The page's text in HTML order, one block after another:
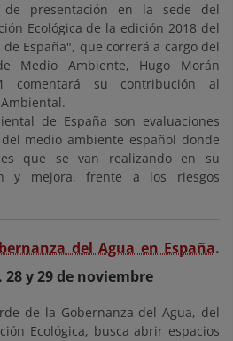
presentación en la sede del
Ecológica de la edición 2018 del
España", que correrá a cargo del
Medio Ambiente, Hugo Morán
comentará su contribución al
de España son evaluaciones
medio ambiente español donde
que se van realizando en su
y mejora, frente a los riesgos
del Agua en España.
y 29 de noviembre
de la Gobernanza del Agua, del
Ecológica, busca abrir espacios